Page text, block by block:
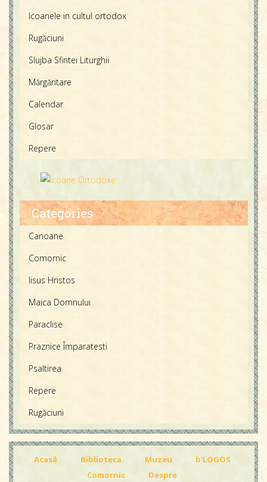
Icoanele in cultul ortodox
Rugăciuni
Slujba Sfintei Liturghii
Mărgăritare
Calendar
Glosar
Repere
Categories
Canoane
Comornic
Iisus Hristos
Maica Domnului
Paraclise
Praznice Împaratesti
Psaltirea
Repere
Rugăciuni
Acasă Biblioteca Muzeu
b'LOGOS
Comornic
Despre